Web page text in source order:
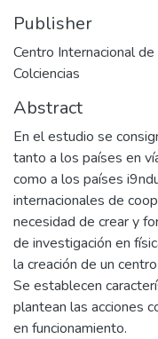
Publisher
Centro Internacional de
Colciencias
Abstract
En el estudio se
tanto a los países en
como a los países
internacionales de
necesidad de crear y
de investigación en
la creación de un
Se establecen
plantean las acciones
en funcionamiento.